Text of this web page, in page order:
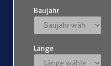
Baujahr
Länge